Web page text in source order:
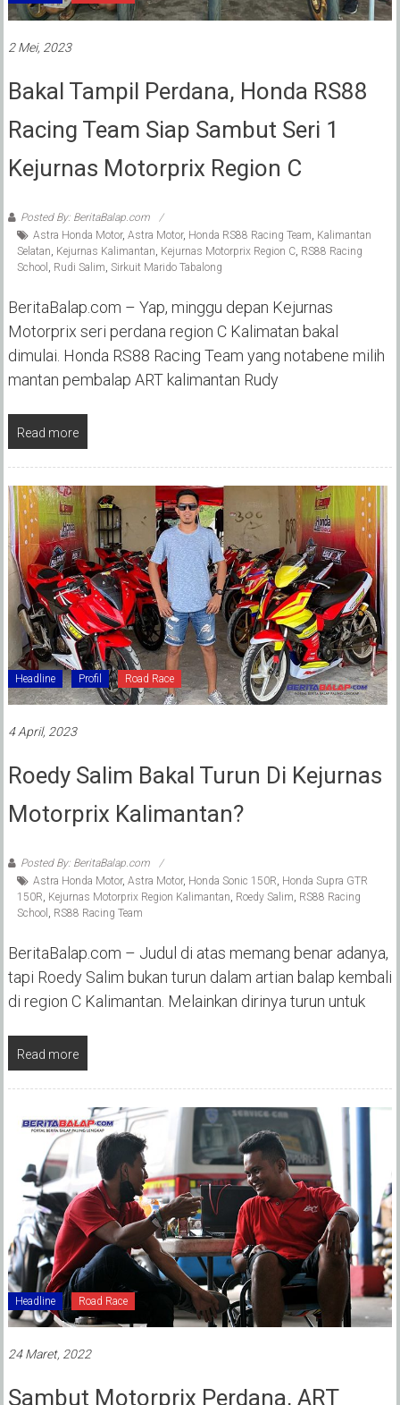
2 Mei, 2023
Bakal Tampil Perdana, Honda RS88
Racing Team Siap Sambut Seri 1
Kejurnas Motorprix Region C
Posted By: BeritaBalap.com
Astra Honda Motor, Astra Motor, Honda RS88 Racing Team Kalimantan
Selatan Kejurnas Kalimantan Kejurnas Motorprix Region C, RS88 Racing
School
Rudi Salim Sirkuit Marido Tabalong
BeritaBalap.com – Yap, minggu depan Kejurnas
Motorprix seri perdana region C Kalimatan bakal
dimulai. Honda RS88 Racing Team yang notabene milih
mantan pembalap ART kalimantan Rudy
Read more
Headline Profil Road Race
4 April, 2023
Roedy Salim Bakal Turun Di Kejurnas
Motorprix Kalimantan?
Posted By: BeritaBalap.com
Astra Honda Motor, Astra Motor, Honda Sonic 150R, Honda Supra GTR
150R, Kejurnas Motorprix Region Kalimantan, Roedy Salim, RS88 Racing
School , RS88 Racing Team
BeritaBalap.com – Judul di atas memang benar adanya,
tapi Roedy Salim bukan turun dalam artian balap kembali
di region C Kalimantan. Melainkan dirinya turun untuk
Read more
Headline Road Race
24 Maret, 2022
Sambut Motorprix Perdana, ART